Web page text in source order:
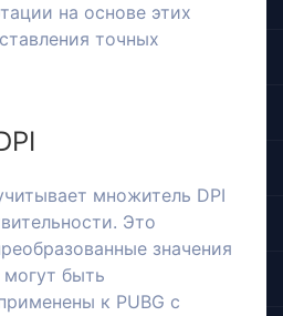
на основе этих
точных
множитель DPI
Это
значения
могут быть
к PUBG с